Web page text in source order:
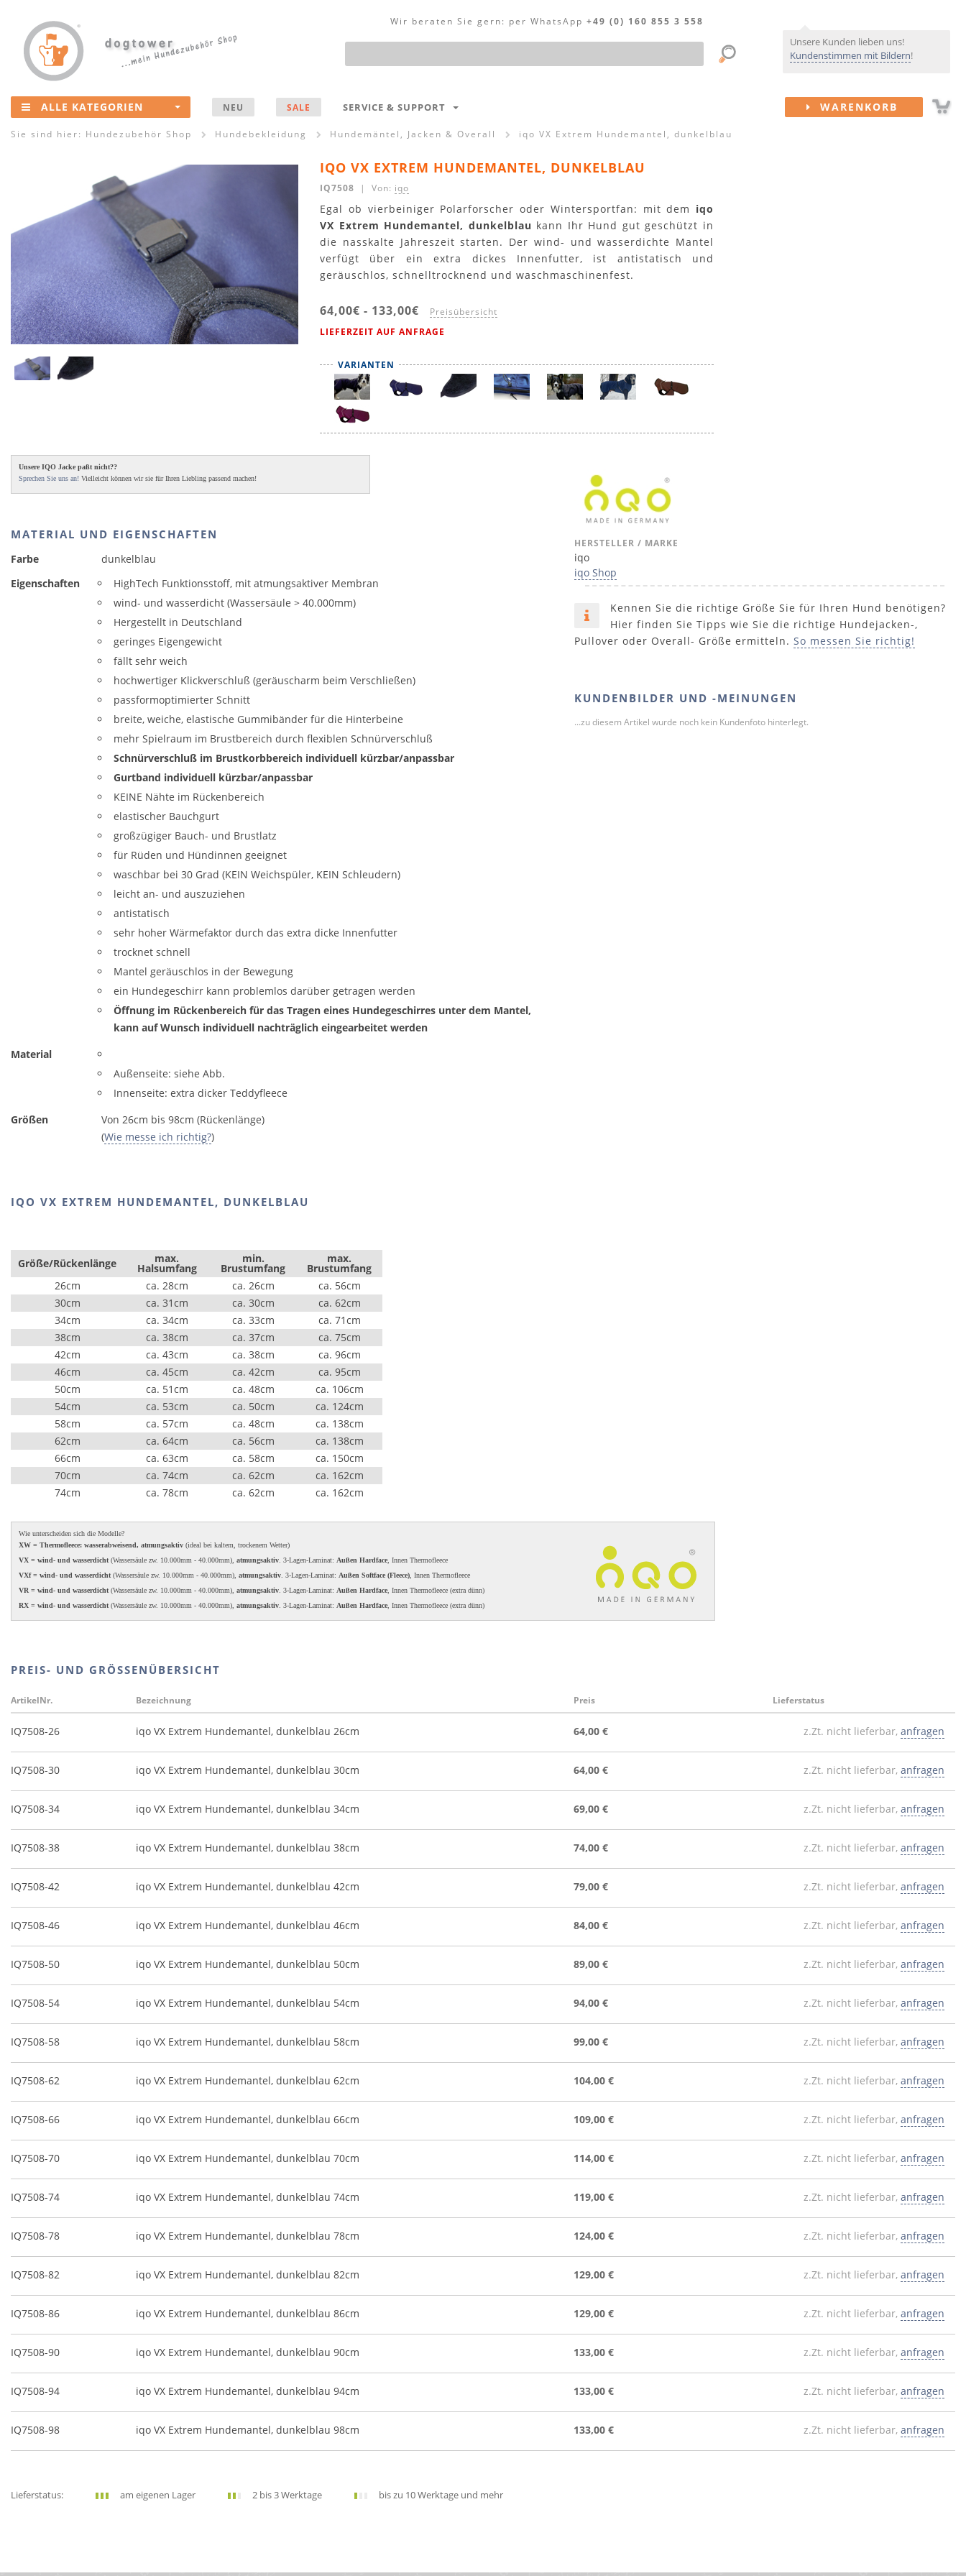
Unsere Kunden lieben uns!
Kundenstimmen mit Bildern!
Wir beraten Sie gern: per WhatsApp +49 (0) 160 855 3 558
Produktsuche
ALLE KATEGORIEN NEU SALE SERVICE & SUPPORT WARENKORB
Sie sind hier: Hundezubehör Shop Hundebekleidung Hundemäntel, Jacken & Overall iqo VX Extrem Hundemantel, dunkelblau
IQO VX EXTREM HUNDEMANTEL, DUNKELBLAU
IQ7508 | Von: iqo
Egal ob vierbeiniger Polarforscher oder Wintersportfan: mit dem iqo
VX Extrem Hundemantel, dunkelblau kann Ihr Hund gut geschützt in
die nasskalte Jahreszeit starten. Der wind- und wasserdichte Mantel
verfügt über ein extra dickes Innenfutter, ist antistatisch und
geräuschlos, schnelltrocknend und waschmaschinenfest.
64,00€ - 133,00€ Preisübersicht
LIEFERZEIT AUF ANFRAGE
VARIANTEN
Unsere IQO Jacke paßt nicht??
Sprechen Sie uns an! Vielleicht können wir sie für Ihren Liebling passend machen!
MATERIAL UND EIGENSCHAFTEN
Farbe
dunkelblau
Eigenschaften
HighTech Funktionsstoff, mit atmungsaktiver Membran
wind- und wasserdicht (Wassersäule > 40.000mm)
Hergestellt in Deutschland
geringes Eigengewicht
fällt sehr weich
hochwertiger Klickverschluß (geräuscharm beim Verschließen)
passformoptimierter Schnitt
breite, weiche, elastische Gummibänder für die Hinterbeine
mehr Spielraum im Brustbereich durch flexiblen Schnürverschluß
Schnürverschluß im Brustkorbbereich individuell kürzbar/anpassbar
Gurtband individuell kürzbar/anpassbar
KEINE Nähte im Rückenbereich
elastischer Bauchgurt
großzügiger Bauch- und Brustlatz
für Rüden und Hündinnen geeignet
waschbar bei 30 Grad (KEIN Weichspüler, KEIN Schleudern)
leicht an- und auszuziehen
antistatisch
sehr hoher Wärmefaktor durch das extra dicke Innenfutter
trocknet schnell
Mantel geräuschlos in der Bewegung
ein Hundegeschirr kann problemlos darüber getragen werden
Öffnung im Rückenbereich für das Tragen eines Hundegeschirres unter dem Mantel,
kann auf Wunsch individuell nachträglich eingearbeitet werden
Material
Außenseite: siehe Abb.
Innenseite: extra dicker Teddyfleece
Größen
Von 26cm bis 98cm (Rückenlänge)
(Wie messe ich richtig?)
IQO VX EXTREM HUNDEMANTEL, DUNKELBLAU
Größe/Rückenlänge max.
Halsumfang
min.
Brustumfang
max.
Brustumfang
26cm
ca. 28cm ca. 26cm
ca. 56cm
30cm
ca. 31cm ca. 30cm
ca. 62cm
34cm
ca. 34cm ca. 33cm
ca. 71cm
38cm
ca. 38cm ca. 37cm
ca. 75cm
42cm
ca. 43cm ca. 38cm
ca. 96cm
46cm
ca. 45cm ca. 42cm
ca. 95cm
50cm
ca. 51cm ca. 48cm
ca. 106cm
54cm
ca. 53cm ca. 50cm
ca. 124cm
58cm
ca. 57cm ca. 48cm
ca. 138cm
62cm
ca. 64cm ca. 56cm
ca. 138cm
66cm
ca. 63cm ca. 58cm
ca. 150cm
70cm
ca. 74cm ca. 62cm
ca. 162cm
74cm
ca. 78cm ca. 62cm ca. 162cm
Wie unterscheiden sich die Modelle?
XW = Thermofleece: wasserabweisend, atmungsaktiv (ideal bei kaltem, trockenem Wetter)
VX = wind- und wasserdicht (Wassersäule zw. 10.000mm - 40.000mm), atmungsaktiv . 3-Lagen-Laminat: Außen Hardface , Innen Thermofleece
VXf = wind- und wasserdicht (Wassersäule zw. 10.000mm - 40.000mm), atmungsaktiv . 3-Lagen-Laminat: Außen Softface (Fleece) , Innen Thermofleece
VR = wind- und wasserdicht (Wassersäule zw. 10.000mm - 40.000mm), atmungsaktiv . 3-Lagen-Laminat: Außen Hardface , Innen Thermofleece (extra dünn)
RX = wind- und wasserdicht (Wassersäule zw. 10.000mm - 40.000mm), atmungsaktiv . 3-Lagen-Laminat: Außen Hardface , Innen Thermofleece (extra dünn)
HERSTELLER / MARKE
iqo
iqo Shop
Kennen Sie die richtige Größe Sie für Ihren Hund benötigen?
Hier finden Sie Tipps wie Sie die richtige Hundejacken-,
Pullover oder Overall- Größe ermitteln. So messen Sie richtig!
KUNDENBILDER UND -MEINUNGEN
...zu diesem Artikel wurde noch kein Kundenfoto hinterlegt.
PREIS- UND GRÖSSENÜBERSICHT
ArtikelNr. Bezeichnung Preis Lieferstatus
IQ7508-26 iqo VX Extrem Hundemantel, dunkelblau 26cm 64,00 € z.Zt. nicht lieferbar, anfragen
IQ7508-30 iqo VX Extrem Hundemantel, dunkelblau 30cm 64,00 € z.Zt. nicht lieferbar, anfragen
IQ7508-34 iqo VX Extrem Hundemantel, dunkelblau 34cm 69,00 € z.Zt. nicht lieferbar, anfragen
IQ7508-38 iqo VX Extrem Hundemantel, dunkelblau 38cm 74,00 € z.Zt. nicht lieferbar, anfragen
IQ7508-42 iqo VX Extrem Hundemantel, dunkelblau 42cm 79,00 € z.Zt. nicht lieferbar, anfragen
IQ7508-46 iqo VX Extrem Hundemantel, dunkelblau 46cm 84,00 € z.Zt. nicht lieferbar, anfragen
IQ7508-50 iqo VX Extrem Hundemantel, dunkelblau 50cm 89,00 € z.Zt. nicht lieferbar, anfragen
IQ7508-54 iqo VX Extrem Hundemantel, dunkelblau 54cm 94,00 € z.Zt. nicht lieferbar, anfragen
IQ7508-58 iqo VX Extrem Hundemantel, dunkelblau 58cm 99,00 € z.Zt. nicht lieferbar, anfragen
IQ7508-62 iqo VX Extrem Hundemantel, dunkelblau 62cm 104,00 € z.Zt. nicht lieferbar, anfragen
IQ7508-66 iqo VX Extrem Hundemantel, dunkelblau 66cm 109,00 € z.Zt. nicht lieferbar, anfragen
IQ7508-70 iqo VX Extrem Hundemantel, dunkelblau 70cm 114,00 € z.Zt. nicht lieferbar, anfragen
IQ7508-74 iqo VX Extrem Hundemantel, dunkelblau 74cm 119,00 € z.Zt. nicht lieferbar, anfragen
IQ7508-78 iqo VX Extrem Hundemantel, dunkelblau 78cm 124,00 € z.Zt. nicht lieferbar, anfragen
IQ7508-82 iqo VX Extrem Hundemantel, dunkelblau 82cm 129,00 € z.Zt. nicht lieferbar, anfragen
IQ7508-86 iqo VX Extrem Hundemantel, dunkelblau 86cm 129,00 € z.Zt. nicht lieferbar, anfragen
IQ7508-90 iqo VX Extrem Hundemantel, dunkelblau 90cm 133,00 € z.Zt. nicht lieferbar, anfragen
IQ7508-94 iqo VX Extrem Hundemantel, dunkelblau 94cm 133,00 € z.Zt. nicht lieferbar, anfragen
IQ7508-98 iqo VX Extrem Hundemantel, dunkelblau 98cm 133,00 € z.Zt. nicht lieferbar, anfragen
Lieferstatus: am eigenen Lager 2 bis 3 Werktage bis zu 10 Werktage und mehr